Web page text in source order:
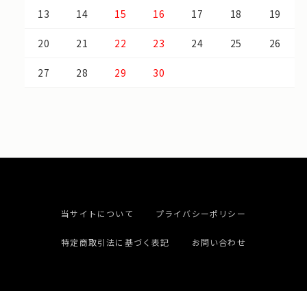
13 14 15 16 17 18 19
20 21 22 23 24 25 26
27 28 29 30
当サイトについて プライバシーポリシー
特定商取引法に基づく表記 お問い合わせ